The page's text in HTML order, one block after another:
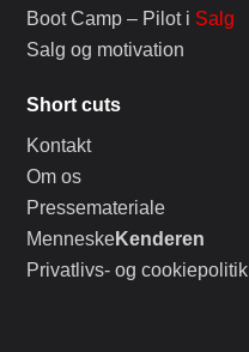
Boot Camp – Pilot i Salg
Salg og motivation
Short cuts
Kontakt
Om os
Pressemateriale
MenneskeKenderen
Privatlivs- og cookiepolitik